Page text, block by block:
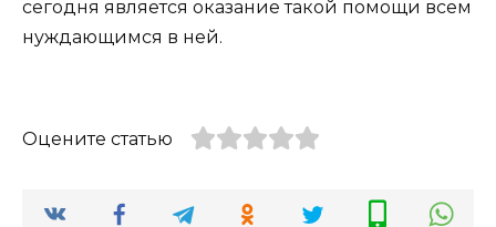
сегодня является оказание такой помощи всем
нуждающимся в ней.
Оцените статью